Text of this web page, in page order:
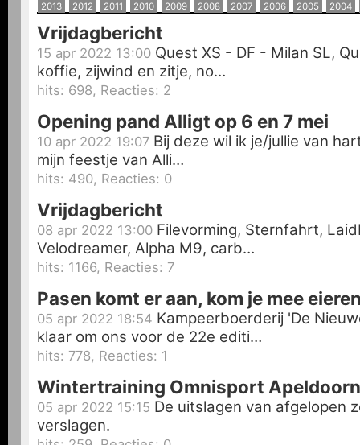
2013
2012 2011 2010 2009 2008 2007 2006 2005 2004
Vrijdagbericht
15 apr 2022 13:00 Quest XS - DF - Milan SL,
koffie, zijwind en zitje, no…
hits: 698, Reacties: 2
Opening pand Alligt op 6 en 7 mei
10 apr 2022 19:07 Bij deze wil ik je/jullie van
mijn feestje van Alli…
hits: 490, Reacties: 0
Vrijdagbericht
08 apr 2022 13:00 Filevorming, Sternfahrt,
Velodreamer, Alpha M9, carb…
hits: 1166, Reacties: 7
Pasen komt er aan, kom je mee
05 apr 2022 18:54 Kampeerboerderij 'De
klaar om ons voor de 22e editi…
hits: 778, Reacties: 1
Wintertraining Omnisport Apeldoorn
05 apr 2022 15:15 De uitslagen van afgelopen
verslagen.